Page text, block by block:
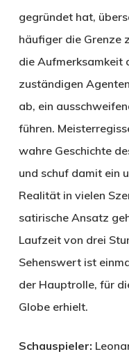
gegründet hat,
häufiger die Grenze
die Aufmerksamkeit
zuständigen
ab, ein
führen.
wahre Geschichte
und schuf damit ein
Realität in vielen
satirische Ansatz
Laufzeit von drei
Sehenswert ist
der Hauptrolle, für
Globe erhielt.
Schauspieler: